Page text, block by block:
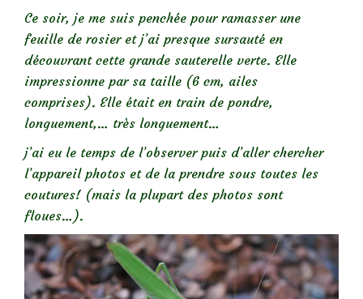
Ce soir, je me suis penchée pour ramasser une
feuille de rosier et j’ai presque sursauté en
découvrant cette grande sauterelle verte. Elle
impressionne par sa taille (6 cm, ailes
comprises). Elle était en train de pondre,
longuement,… très longuement…
j’ai eu le temps de l’observer puis d’aller chercher
l’appareil photos et de la prendre sous toutes les
coutures! (mais la plupart des photos sont
floues…).